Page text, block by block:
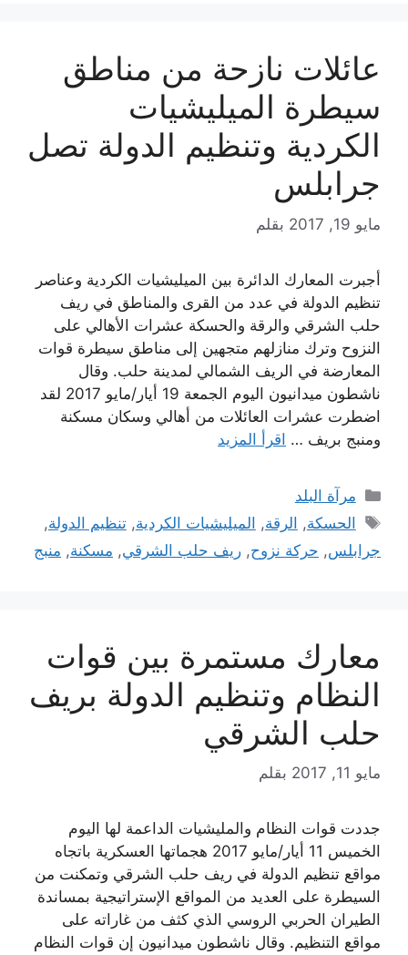
عائلات نازحة من مناطق
سيطرة الميليشيات
الكردية وتنظيم الدولة تصل
جرابلس
مايو 19, 2017 بقلم
أجبرت المعارك الدائرة بين الميليشيات الكردية وعناصر
تنظيم الدولة في عدد من القرى والمناطق في ريف
حلب الشرقي والرقة والحسكة عشرات الأهالي على
النزوح وترك منازلهم متجهين إلى مناطق سيطرة قوات
المعارضة في الريف الشمالي لمدينة حلب. وقال
ناشطون ميدانيون اليوم الجمعة 19 أيار/مايو 2017 لقد
اضطرت عشرات العائلات من أهالي وسكان مسكنة
ومنبج بريف … اقرأ المزيد
التصنيفات
مرآة البلد
الوسوم
الحسكة, الرقة, الميليشيات الكردية,تنظيم الدولة,
جرابلس, حركة نزوح, ريف حلب الشرقي, مسكنة, منبج
معارك مستمرة بين قوات
النظام وتنظيم الدولة بريف
حلب الشرقي
مايو 11, 2017 بقلم
جددت قوات النظام والمليشيات الداعمة لها اليوم
الخميس 11 أيار/مايو 2017 هجماتها العسكرية باتجاه
مواقع تنظيم الدولة في ريف حلب الشرقي وتمكنت من
السيطرة على العديد من المواقع الإستراتيجية بمساندة
الطيران الحربي الروسي الذي كثف من غاراته على
مواقع التنظيم. وقال ناشطون ميدانيون إن قوات النظام